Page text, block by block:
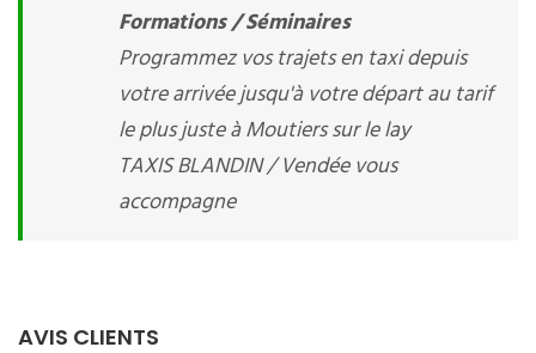
Formations / Séminaires
Programmez vos trajets en taxi depuis
votre arrivée jusqu'à votre départ au tarif
le plus juste à Moutiers sur le lay
TAXIS BLANDIN / Vendée vous
accompagne
AVIS CLIENTS